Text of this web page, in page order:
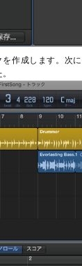
作成します。次